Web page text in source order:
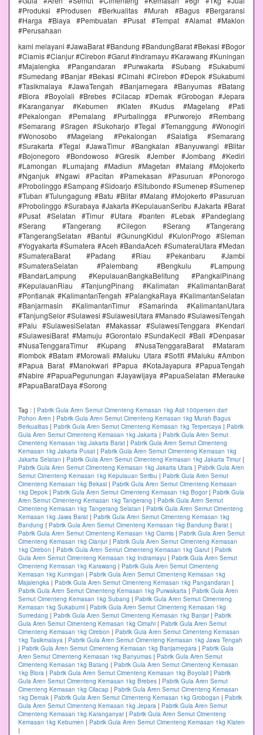
#Produksi #Produsen #Berkualitas #Murah #Bagus #Bergaransi
#Harga #Biaya #Pembuatan #Pusat #Tempat #Alamat #Maklon
#Perusahaan
kami melayani #JawaBarat #Bandung #BandungBarat #Bekasi #Bogor
#Ciamis #Cianjur #Cirebon #Garut #Indramayu #Karawang #Kuningan
#Majalengka #Pangandaran #Purwakarta #Subang #Sukabumi
#Sumedang #Banjar #Bekasi #Cimahi #Cirebon #Depok #Sukabumi
#Tasikmalaya #JawaTengah #Banjarnegara #Banyumas #Batang
#Blora #Boyolali #Brebes #Cilacap #Demak #Grobogan #Jepara
#Karanganyar #Kebumen #Klaten #Kudus #Magelang #Pati
#Pekalongan #Pemalang #Purbalingga #Purworejo #Rembang
#Semarang #Sragen #Sukoharjo #Tegal #Temanggung #Wonogiri
#Wonosobo #Magelang #Pekalongan #Salatiga #Semarang
#Surakarta #Tegal #JawaTimur #Bangkalan #Banyuwangi #Blitar
#Bojonegoro #Bondowoso #Gresik #Jember #Jombang #Kediri
#Lamongan #Lumajang #Madiun #Magetan #Malang #Mojokerto
#Nganjuk #Ngawi #Pacitan #Pamekasan #Pasuruan #Ponorogo
#Probolinggo #Sampang #Sidoarjo #Situbondo #Sumenep #Sumenep
#Tuban #Tulungagung #Batu #Blitar #Malang #Mojokerto #Pasuruan
#Probolinggo #Surabaya #Jakarta #KepulauanSeribu #Jakarta #Barat
#Pusat #Selatan #Timur #Utara #banten #Lebak #Pandeglang
#Serang #Tangerang #Cilegon #Serang #Tangerang
#TangerangSelatan #Bantul #GunungKidul #KulonProgo #Sleman
#Yogyakarta #Sumatera #Aceh #BandaAceh #SumateraUtara #Medan
#SumateraBarat #Padang #Riau #Pekanbaru #Jambi
#SumateraSelatan #Palembang #Bengkulu #Lampung
#BandarLampung #KepulauanBangkaBelitung #PangkalPinang
#KepulauanRiau #TanjungPinang #Kalimatan #KalimantanBarat
#Pontianak #KalimantanTengah #PalangkaRaya #KalimantanSelatan
#Banjarmasin #KalimantanTimur #Samarinda #KalimantanUtara
#TanjungSelor #Sulawesi #SulawesiUtara #Manado #SulawesiTengah
#Palu #SulawesiSelatan #Makassar #SulawesiTenggara #Kendari
#SulawesiBarat #Mamuju #Gorontalo #SundaKecil #Bali #Denpasar
#NusaTenggaraTimur #Kupang #NusaTenggaraBarat #Mataram
#lombok #Batam #Morowali #Maluku Utara #Sofifi #Maluku #Ambon
#Papua Barat #Manokwari #Papua #KotaJayapura #PapuaTengah
#Nabire #PapuaPegunungan #Jayawijaya #PapuaSelatan #Merauke
#PapuaBaratDaya #Sorong
Tag : | Pabrik Gula Aren Semut Cimenteng Kemasan 1kg Asli 100persen dari
Pohon Aren | Pabrik Gula Aren Semut Cimenteng Kemasan 1kg Murah Bagus
Berkualitas | Pabrik Gula Aren Semut Cimenteng Kemasan 1kg Terpercaya | Pabrik
Gula Aren Semut Cimenteng Kemasan 1kg Jakarta | Pabrik Gula Aren Semut
Cimenteng Kemasan 1kg Jakarta Barat | Pabrik Gula Aren Semut Cimenteng
Kemasan 1kg Jakarta Pusat | Pabrik Gula Aren Semut Cimenteng Kemasan 1kg
Jakarta Selatan | Pabrik Gula Aren Semut Cimenteng Kemasan 1kg Jakarta Timur|
Pabrik Gula Aren Semut Cimenteng Kemasan 1kg Jakarta Utara | Pabrik Gula Aren
Semut Cimenteng Kemasan 1kg Kepulauan Seribu | Pabrik Gula Aren Semut
Cimenteng Kemasan 1kg Bekasi | Pabrik Gula Aren Semut Cimenteng Kemasan
1kg Depok | Pabrik Gula Aren Semut Cimenteng Kemasan 1kg Bogor| Pabrik Gula
Aren Semut Cimenteng Kemasan 1kg Tangerang | Pabrik Gula Aren Semut
Cimenteng Kemasan 1kg Tangerang Selatan | Pabrik Gula Aren Semut Cimenteng
Kemasan 1kg Jawa Barat | Pabrik Gula Aren Semut Cimenteng Kemasan 1kg
Bandung | Pabrik Gula Aren Semut Cimenteng Kemasan 1kg Bandung Barat |
Pabrik Gula Aren Semut Cimenteng Kemasan 1kg Ciamis | Pabrik Gula Aren Semut
Cimenteng Kemasan 1kg Cianjur| Pabrik Gula Aren Semut Cimenteng Kemasan
1kg Cirebon | Pabrik Gula Aren Semut Cimenteng Kemasan 1kg Garut | Pabrik
Gula Aren Semut Cimenteng Kemasan 1kg Indramayu | Pabrik Gula Aren Semut
Cimenteng Kemasan 1kg Karawang | Pabrik Gula Aren Semut Cimenteng
Kemasan 1kg Kuningan | Pabrik Gula Aren Semut Cimenteng Kemasan 1kg
Majalengka | Pabrik Gula Aren Semut Cimenteng Kemasan 1kg Pangandaran |
Pabrik Gula Aren Semut Cimenteng Kemasan 1kg Purwakarta | Pabrik Gula Aren
Semut Cimenteng Kemasan 1kg Subang | Pabrik Gula Aren Semut Cimenteng
Kemasan 1kg Sukabumi | Pabrik Gula Aren Semut Cimenteng Kemasan 1kg
Sumedang | Pabrik Gula Aren Semut Cimenteng Kemasan 1kg Banjar| Pabrik
Gula Aren Semut Cimenteng Kemasan 1kg Cimahi | Pabrik Gula Aren Semut
Cimenteng Kemasan 1kg Cirebon | Pabrik Gula Aren Semut Cimenteng Kemasan
1kg Tasikmalaya | Pabrik Gula Aren Semut Cimenteng Kemasan 1kg Jawa Tengah
| Pabrik Gula Aren Semut Cimenteng Kemasan 1kg Banjarnegara | Pabrik Gula
Aren Semut Cimenteng Kemasan 1kg Banyumas | Pabrik Gula Aren Semut
Cimenteng Kemasan 1kg Batang | Pabrik Gula Aren Semut Cimenteng Kemasan
1kg Blora | Pabrik Gula Aren Semut Cimenteng Kemasan 1kg Boyolali | Pabrik
Gula Aren Semut Cimenteng Kemasan 1kg Brebes | Pabrik Gula Aren Semut
Cimenteng Kemasan 1kg Cilacap | Pabrik Gula Aren Semut Cimenteng Kemasan
1kg Demak | Pabrik Gula Aren Semut Cimenteng Kemasan 1kg Grobogan | Pabrik
Gula Aren Semut Cimenteng Kemasan 1kg Jepara | Pabrik Gula Aren Semut
Cimenteng Kemasan 1kg Karanganyar| Pabrik Gula Aren Semut Cimenteng
Kemasan 1kg Kebumen | Pabrik Gula Aren Semut Cimenteng Kemasan 1kg Klaten
|